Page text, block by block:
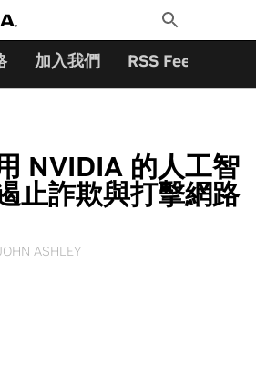
Toggle
Search
加入我們 RSS Feeds
NVIDIA 的人工智
止詐欺與打擊網路
ASHLEY